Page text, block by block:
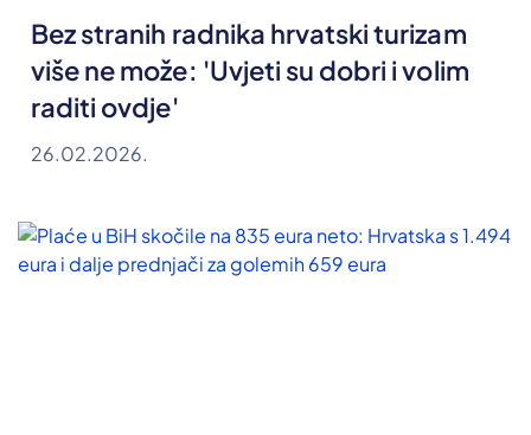
Bez stranih radnika hrvatski turizam
više ne može: 'Uvjeti su dobri i volim
raditi ovdje'
26.02.2026.